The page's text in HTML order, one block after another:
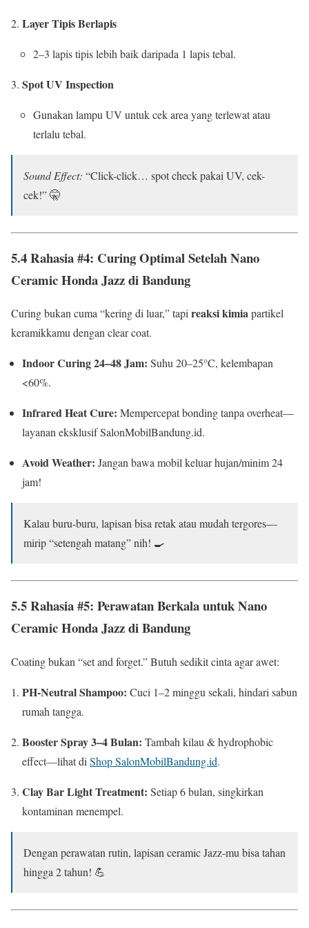
Layer Tipis Berlapis
2–3 lapis tipis lebih baik daripada 1 lapis tebal.
Spot UV Inspection
Gunakan lampu UV untuk cek area yang terlewat atau
terlalu tebal.
Sound Effect: “Click-click… spot check pakai UV, cek-
cek!” 🤫
5.4 Rahasia #4: Curing Optimal Setelah Nano
Ceramic Honda Jazz di Bandung
Curing bukan cuma “kering di luar,” tapireaksi kimiapartikel
keramikkamu dengan clear coat.
Indoor Curing 24–48 Jam: Suhu 20–25°C, kelembapan
<60%.
Infrared Heat Cure: Mempercepat bonding tanpa overheat—
layanan eksklusif SalonMobilBandung.id.
Avoid Weather: Jangan bawa mobil keluar hujan/minim 24
jam!
Kalau buru-buru, lapisan bisa retak atau mudah tergores—
mirip “setengah matang” nih! 🍳
5.5 Rahasia #5: Perawatan Berkala untuk Nano
Ceramic Honda Jazz di Bandung
Coating bukan “set and forget.” Butuh sedikit cinta agar awet:
PH-Neutral Shampoo: Cuci 1–2 minggu sekali, hindari sabun
rumah tangga.
Booster Spray 3–4 Bulan: Tambah kilau & hydrophobic
effect—lihat di Shop SalonMobilBandung.id.
Clay Bar Light Treatment: Setiap 6 bulan, singkirkan
kontaminan menempel.
Dengan perawatan rutin, lapisan ceramic Jazz-mu bisa tahan
hingga 2 tahun! 💪